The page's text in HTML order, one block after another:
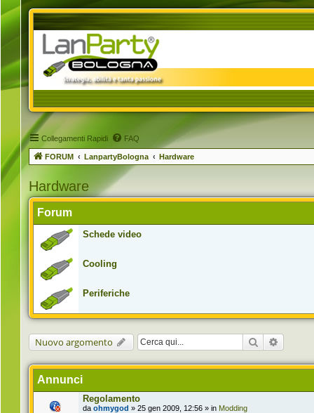
Collegamenti Rapidi FAQ
FORUM LanpartyBologna Hardware
Hardware
Forum
Schede video
Cooling
Periferiche
Nuovo argomento Cerca
Annunci
Regolamento
da ohmygod » 25 gen 2009, 12:56 » in Modding